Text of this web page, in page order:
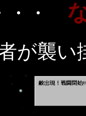
・・
が襲い